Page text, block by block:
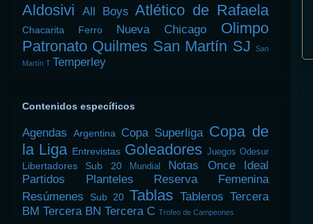
Aldosivi All Boys Atlético de Rafaela
Chacarita Ferro Nueva Chicago
Olimpo
Patronato Quilmes San Martín SJ
San
Martín T Temperley
Contenidos específicos
Agendas Argentina Copa Superliga Copa de
la Liga Entrevistas Goleadores Juegos Odesur
Libertadores Sub 20 Mundial Notas
Once Ideal
Partidos
Planteles
Reserva Femenina
Resúmenes
Sub 20 Tablas Tableros Tercera
BM Tercera BN Tercera C Trofeo de Campeones